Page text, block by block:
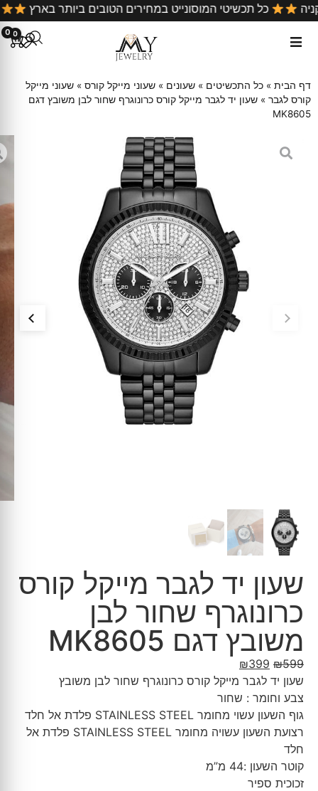
קניה כל תכשיטי המוסונייט במחירים הטובים ביותר בארץ
0 0
דף הבית » כל התכשיטים » שעונים » שעוני מייקל קורס » שעוני מייקל
קורס לגבר » שעון יד לגבר מייקל קורס כרונוגרף שחור לבן משובץ דגם
MK8605
שעון יד לגבר מייקל קורס
כרונוגרף שחור לבן
משובץ דגם MK8605
₪599
₪399
שעון יד לגבר מייקל קורס כרונוגרף שחור לבן משובץ
צבע וחומר : שחור
גוף השעון עשוי מחומר STAINLESS STEEL פלדת אל חלד
רצועת השעון עשויה מחומר STAINLESS STEEL פלדת אל
חלד
קוטר השעון :44 מ”מ
זכוכית ספיר